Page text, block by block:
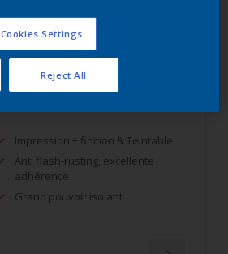
Impression + finition & Teintable
Anti flash-rusting, excellente
adhérence
Grand pouvoir isolant
Cookies Settings
Reject All